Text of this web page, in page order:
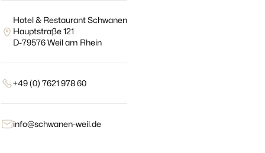
Hotel & Restaurant Schwanen
Hauptstraße 121
D-79576 Weil am Rhein
+49 (0) 7621 978 60
info@schwanen-weil.de